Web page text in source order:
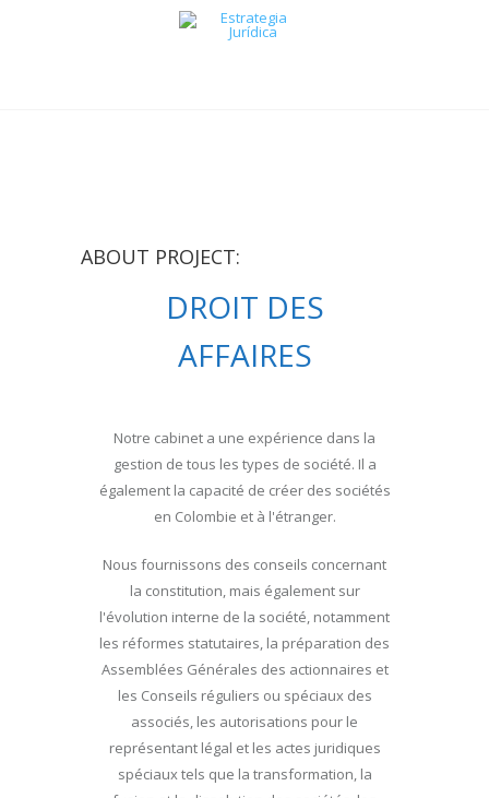
ABOUT PROJECT:
DROIT DES
AFFAIRES
Notre cabinet a une expérience dans la
gestion de tous les types de société. Il a
également la capacité de créer des sociétés
en Colombie et à l'étranger.
Nous fournissons des conseils concernant
la constitution, mais également sur
l'évolution interne de la société, notamment
les réformes statutaires, la préparation des
Assemblées Générales des actionnaires et
les Conseils réguliers ou spéciaux des
associés, les autorisations pour le
représentant légal et les actes juridiques
spéciaux tels que la transformation, la